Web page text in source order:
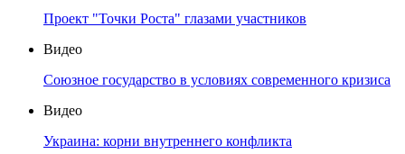
Проект "Точки Роста" глазами участников
Видео
Союзное государство в условиях современного кризиса
Видео
Украина: корни внутреннего конфликта